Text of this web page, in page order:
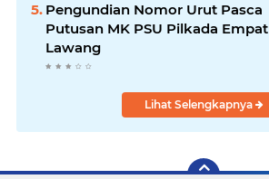
Pengundian Nomor Urut Pasca
Putusan MK PSU Pilkada Empat
Lawang
Lihat Selengkapnya